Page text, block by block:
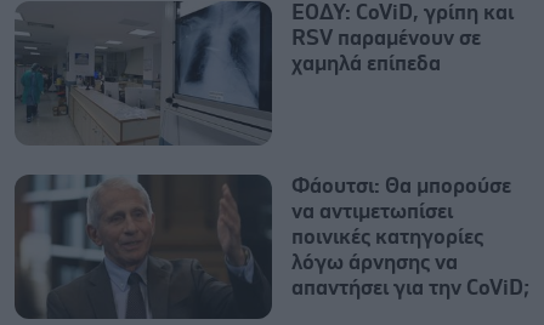
ΕΟΔΥ: CoViD, γρίπη και
RSV παραμένουν σε
χαμηλά επίπεδα
Φάουτσι: Θα μπορούσε
να αντιμετωπίσει
ποινικές κατηγορίες
λόγω άρνησης να
απαντήσει για την CoViD;